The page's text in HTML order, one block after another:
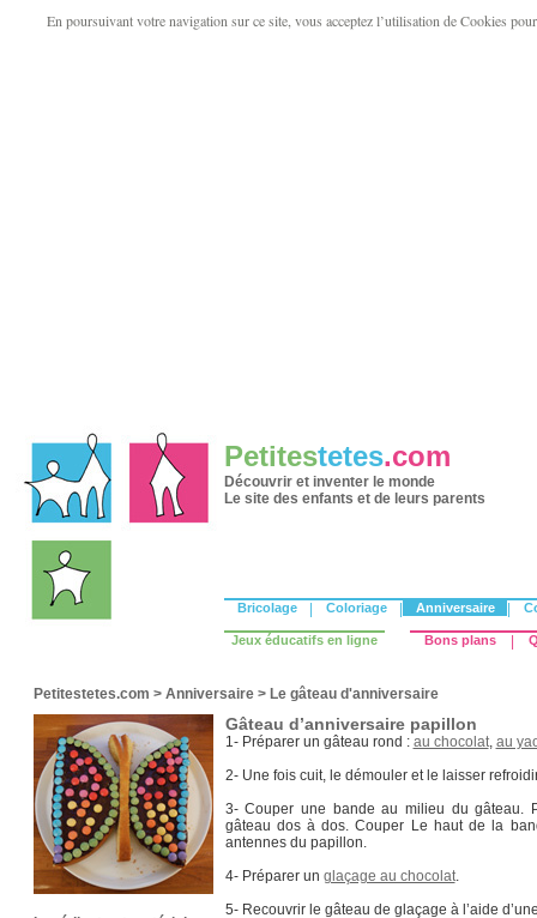
En poursuivant votre navigation sur ce site, vous acceptez l’utilisation de Cookies
Petitestetes.com
Découvrir et inventer le monde
Le site des enfants et de leurs parents
Bricolage Coloriage Anniversaire
Jeux éducatifs en ligne Bons plans
Petitestetes.com > Anniversaire > Le gâteau d'anniversaire
Gâteau d’anniversaire papillon
1- Préparer un gâteau rond : au chocolat, au
2- Une fois cuit, le démouler et le laisser
3- Couper une bande au milieu du gâteau.
gâteau dos à dos. Couper Le haut de la
antennes du papillon.
4- Préparer un glaçage au chocolat.
5- Recouvrir le gâteau de glaçage à l’aide